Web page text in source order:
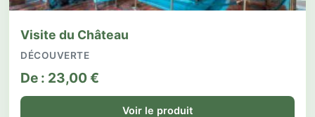
Visite du Château
DÉCOUVERTE
De : 23,00€
Voir le produit